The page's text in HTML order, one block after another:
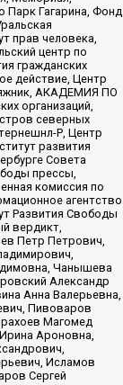
Парк Гагарина, Фонд
прав человека,
центр по
гражданских
действие, Центр
АКАДЕМИЯ ПО
организаций,
северных
Р, Центр
развития
Совета
прессы,
комиссия по
агентство
Развития Свободы
вердикт,
Петр Петрович,
Чанышева
Александр
Анна Валерьевна,
Пивоваров
Магомед
Ароновна,
Исламов
Сергей